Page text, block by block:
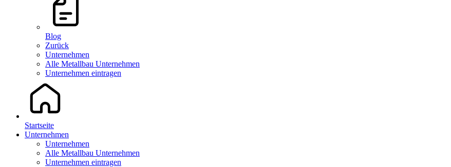
Blog
Zurück
Unternehmen
Alle Metallbau Unternehmen
Unternehmen eintragen
Startseite
Unternehmen
Unternehmen
Alle Metallbau Unternehmen
Unternehmen eintragen